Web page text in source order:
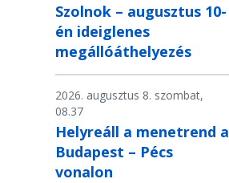
Szolnok – augusztus 10-
én ideiglenes
megállóáthelyezés
2026. augusztus 8. szombat,
08.37
Helyreáll a menetrend a
Budapest – Pécs
vonalon